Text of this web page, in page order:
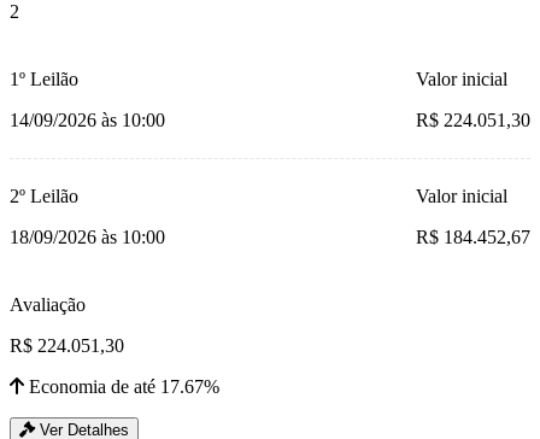
2
1º Leilão
14/09/2026 às 10:00
Valor inicial
R$ 224.051,30
2º Leilão
18/09/2026 às 10:00
Valor inicial
R$ 184.452,67
Avaliação
R$ 224.051,30
Economia de até 17.67%
Ver Detalhes